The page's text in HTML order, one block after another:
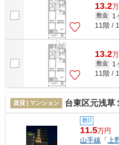
13.2万
敷金 1
11階 /
13.2万
敷金 1
11階 /
賃貸 | マンション 台東区元浅草
敷0
11.5万円
山手線 「 上